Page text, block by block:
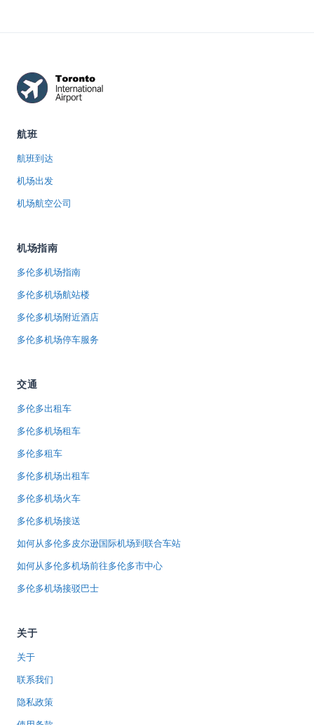
航班
航班到达
机场出发
机场航空公司
机场指南
多伦多机场指南
多伦多机场航站楼
多伦多机场附近酒店
多伦多机场停车服务
交通
多伦多出租车
多伦多机场租车
多伦多租车
多伦多机场出租车
多伦多机场火车
多伦多机场接送
如何从多伦多皮尔逊国际机场到联合车站
如何从多伦多机场前往多伦多市中心
多伦多机场接驳巴士
关于
关于
联系我们
隐私政策